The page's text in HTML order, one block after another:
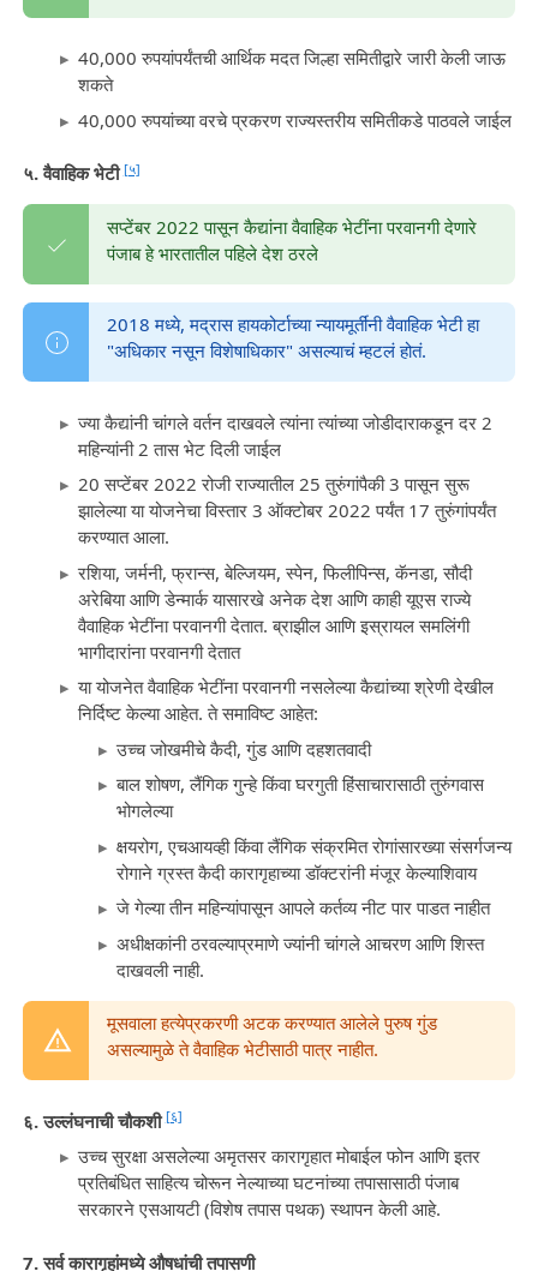
40,000 रुपयांपर्यंतची आर्थिक मदत जिल्हा समितीद्वारे जारी केली जाऊ
शकते
40,000 रुपयांच्या वरचे प्रकरण राज्यस्तरीय समितीकडे पाठवले जाईल
५. वैवाहिक भेटी [५]
सप्टेंबर 2022 पासून कैद्यांना वैवाहिक भेटींना परवानगी देणारे
पंजाब हे भारतातील पहिले देश ठरले
2018 मध्ये, मद्रास हायकोर्टाच्या न्यायमूर्तींनी वैवाहिक भेटी हा
"अधिकार नसून विशेषाधिकार" असल्याचं म्हटलं होतं.
ज्या कैद्यांनी चांगले वर्तन दाखवले त्यांना त्यांच्या जोडीदाराकडून दर 2
महिन्यांनी 2 तास भेट दिली जाईल
20 सप्टेंबर 2022 रोजी राज्यातील 25 तुरुंगांपैकी 3 पासून सुरू
झालेल्या या योजनेचा विस्तार 3 ऑक्टोबर 2022 पर्यंत 17 तुरुंगांपर्यंत
करण्यात आला.
रशिया, जर्मनी, फ्रान्स, बेल्जियम, स्पेन, फिलीपिन्स, कॅनडा, सौदी
अरेबिया आणि डेन्मार्क यासारखे अनेक देश आणि काही यूएस राज्ये
वैवाहिक भेटींना परवानगी देतात. ब्राझील आणि इस्रायल समलिंगी
भागीदारांना परवानगी देतात
या योजनेत वैवाहिक भेटींना परवानगी नसलेल्या कैद्यांच्या श्रेणी देखील
निर्दिष्ट केल्या आहेत. ते समाविष्ट आहेत:
उच्च जोखमीचे कैदी, गुंड आणि दहशतवादी
बाल शोषण, लैंगिक गुन्हे किंवा घरगुती हिंसाचारासाठी तुरुंगवास
भोगलेल्या
क्षयरोग, एचआयव्ही किंवा लैंगिक संक्रमित रोगांसारख्या संसर्गजन्य
रोगाने ग्रस्त कैदी कारागृहाच्या डॉक्टरांनी मंजूर केल्याशिवाय
जे गेल्या तीन महिन्यांपासून आपले कर्तव्य नीट पार पाडत नाहीत
अधीक्षकांनी ठरवल्याप्रमाणे ज्यांनी चांगले आचरण आणि शिस्त
दाखवली नाही.
मूसवाला हत्येप्रकरणी अटक करण्यात आलेले पुरुष गुंड
असल्यामुळे ते वैवाहिक भेटीसाठी पात्र नाहीत.
६. उल्लंघनाची चौकशी [६]
उच्च सुरक्षा असलेल्या अमृतसर कारागृहात मोबाईल फोन आणि इतर
प्रतिबंधित साहित्य चोरून नेल्याच्या घटनांच्या तपासासाठी पंजाब
सरकारने एसआयटी (विशेष तपास पथक) स्थापन केली आहे.
7. सर्व कारागृहांमध्ये औषधांची तपासणी